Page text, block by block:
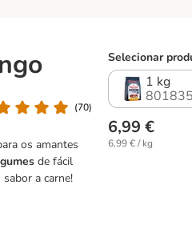
(70)
os amantes
de fácil
a carne!
Selecionar
1 kg
6,99 €
6,99 € / kg